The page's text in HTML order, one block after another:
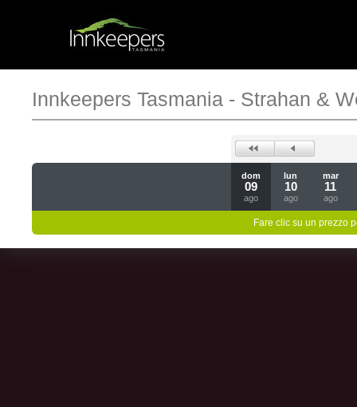
Innkeepers Tasmania - Strahan &
dom
09
ago
lun
10
ago
mar
11
ago
Fare clic su un prezzo